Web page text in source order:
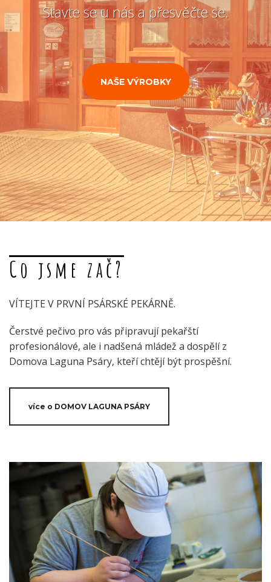
Stavte se u nás a přesvěčte se.
NAŠE VÝROBKY
Co jsme zač?
VÍTEJTE V PRVNÍ PSÁRSKÉ PEKÁRNĚ.
Čerstvé pečivo pro vás připravují pekařští
profesionálové, ale i nadšená mládež a dospělí z
Domova Laguna Psáry, kteří chtějí být prospěšní.
více o DOMOV LAGUNA PSÁRY